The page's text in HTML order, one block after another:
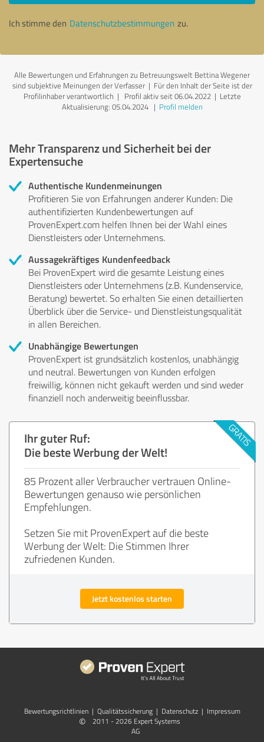
Ich stimme den Datenschutzbestimmungen zu.
Alle Bewertungen und Erfahrungen zu Betreuungswelt Bettina Wegener
sind subjektive Meinungen der Verfasser | Für den Inhalt der Seite ist der
Profilinhaber verantwortlich | Profil aktiv seit 06.04.2022 | Letzte
Aktualisierung: 05.04.2024| Profil melden
Mehr Transparenz und Sicherheit bei der
Expertensuche
Authentische Kundenmeinungen
Profitieren Sie von Erfahrungen anderer Kunden: Die
authentifizierten Kundenbewertungen auf
ProvenExpert.com helfen Ihnen bei der Wahl eines
Dienstleisters oder Unternehmens.
Aussagekräftiges Kundenfeedback
Bei ProvenExpert wird die gesamte Leistung eines
Dienstleisters oder Unternehmens (z.B. Kundenservice,
Beratung) bewertet. So erhalten Sie einen detaillierten
Überblick über die Service- und Dienstleistungsqualität
in allen Bereichen.
Unabhängige Bewertungen
ProvenExpert ist grundsätzlich kostenlos, unabhängig
und neutral. Bewertungen von Kunden erfolgen
freiwillig, können nicht gekauft werden und sind weder
finanziell noch anderweitig beeinflussbar.
Ihr guter Ruf:
Die beste Werbung der Welt!
85 Prozent aller Verbraucher vertrauen Online-
Bewertungen genauso wie persönlichen
Empfehlungen.
Setzen Sie mit ProvenExpert auf die beste
Werbung der Welt: Die Stimmen Ihrer
zufriedenen Kunden.
Jetzt kostenlos starten
Bewertungs­richtlinien | Qualitätssicherung | Datenschutz | Impressum
©
2011 - 2026 Expert Systems
AG